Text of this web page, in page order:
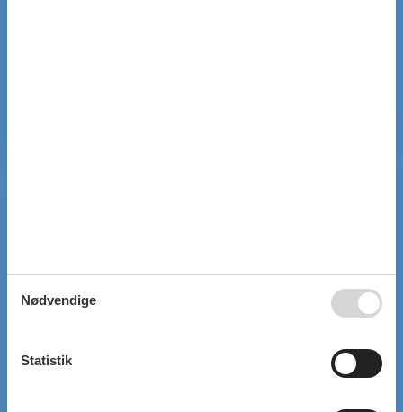
Nødvendige
Statistik